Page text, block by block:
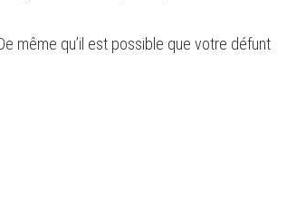
même qu’il est possible que votre défunt